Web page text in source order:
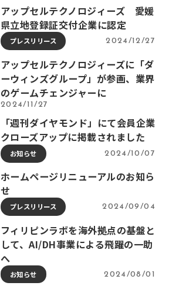
アップセルテクノロジィーズ 愛媛
県立地登録証交付企業に認定
プレスリリース 2024/12/27
アップセルテクノロジィーズに「ダ
ーウィンズグループ」が参画、業界
のゲームチェンジャーに
2024/11/27
「週刊ダイヤモンド」にて会員企業
クローズアップに掲載されました
お知らせ 2024/10/07
ホームページリニューアルのお知ら
せ
プレスリリース 2024/09/04
フィリピンラボを海外拠点の基盤と
して、AI/DH事業による飛躍の一助
へ
お知らせ 2024/08/01